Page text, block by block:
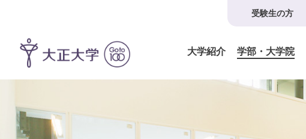
受験生の方
大学紹介 学部・大学院